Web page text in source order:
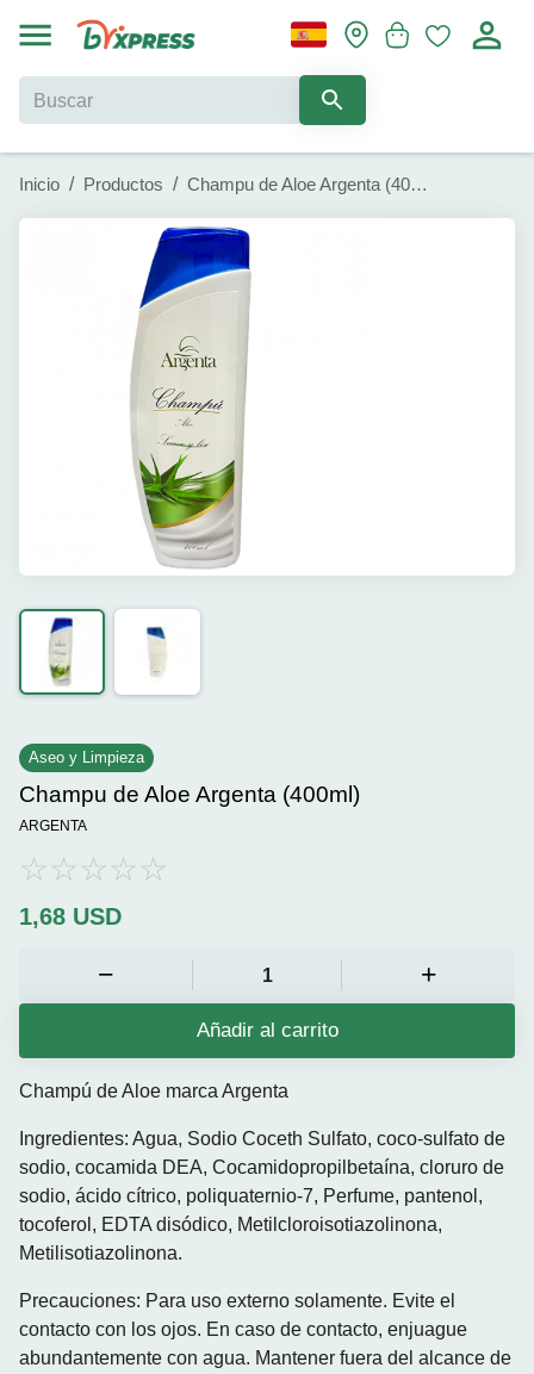
Inicio / Productos / Champu de Aloe Argenta (400ml)
Aseo y Limpieza
Champu de Aloe Argenta (400ml)
ARGENTA
1,68 USD
Añadir al carrito
Champú de Aloe marca Argenta
Ingredientes: Agua, Sodio Coceth Sulfato, coco-sulfato de
sodio, cocamida DEA, Cocamidopropilbetaína, cloruro de
sodio, ácido cítrico, poliquaternio-7, Perfume, pantenol,
tocoferol, EDTA disódico, Metilcloroisotiazolinona,
Metilisotiazolinona.
Precauciones: Para uso externo solamente. Evite el
contacto con los ojos. En caso de contacto, enjuague
abundantemente con agua. Mantener fuera del alcance de